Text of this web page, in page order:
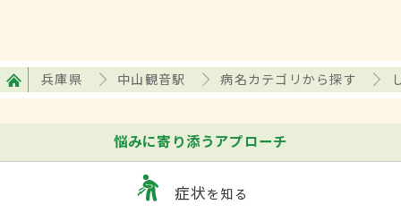
兵庫県 中山観音駅 病名カテゴリから探す
悩みに寄り添うアプローチ
症状を知る